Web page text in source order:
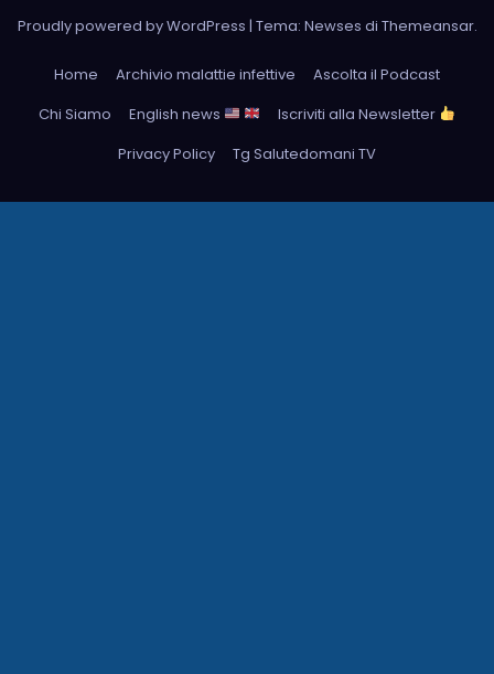
Proudly powered by WordPress | Tema: Newses di Themeansar.
Home Archivio malattie infettive
Ascolta il Podcast
Chi Siamo
English news
Iscriviti alla Newsletter
Privacy Policy
Tg Salutedomani TV